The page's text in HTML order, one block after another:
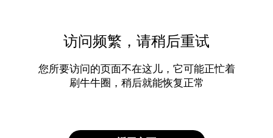
访问频繁，请稍后重试
您所要访问的页面不在这儿，它可能正忙着
刷牛牛圈，稍后就能恢复正常